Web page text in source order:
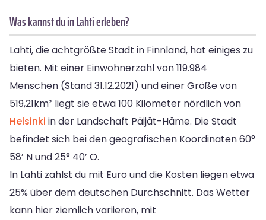
Was kannst du in Lahti erleben?
Lahti, die achtgrößte Stadt in Finnland, hat einiges zu
bieten. Mit einer Einwohnerzahl von 119.984
Menschen (Stand 31.12.2021) und einer Größe von
519,21km² liegt sie etwa 100 Kilometer nördlich von
Helsinki in der Landschaft Päijät-Häme. Die Stadt
befindet sich bei den geografischen Koordinaten 60°
58’ N und 25° 40’ O.
In Lahti zahlst du mit Euro und die Kosten liegen etwa
25% über dem deutschen Durchschnitt. Das Wetter
kann hier ziemlich variieren, mit